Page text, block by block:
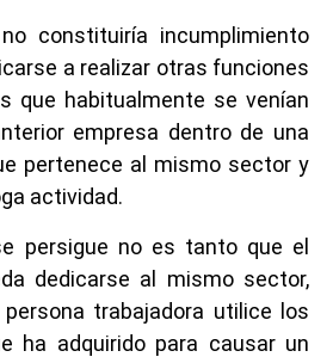
constituiría incumplimiento
a realizar otras funciones
que habitualmente se venían
empresa dentro de una
pertenece al mismo sector y
actividad.
persigue no es tanto que el
dedicarse al mismo sector,
trabajadora utilice los
ha adquirido para causar un